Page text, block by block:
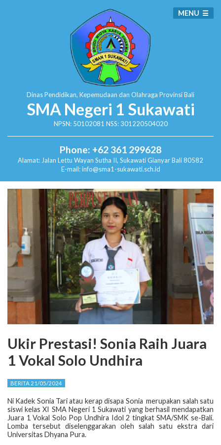
Dinas Pendidikan, Kepemudaan dan Olahraga Provinsi Bali
SMA Negeri 1 Sukawati
NPSN: 50102081 NSS: 301220504020
Phone: +62 361 299628
Alamat: Jalan Lettu Wayan Sutha II, SukawatiGianyar Bali 80582
E-mail: info@sma1-sukawati.sch.id
MENU
Ukir Prestasi! Sonia Raih Juara
1 Vokal Solo Undhira
BERITA 21/05/2024
Ni Kadek Sonia Tari atau kerap disapa Sonia merupakan salah satu
siswi kelas XI SMA Negeri 1 Sukawati yang berhasil mendapatkan
Juara 1 Vokal Solo Pop Undhira Idol 2 tingkat SMA/SMK se-Bali.
Lomba tersebut diselenggarakan oleh salah satu ekstra dari
Universitas Dhyana Pura.